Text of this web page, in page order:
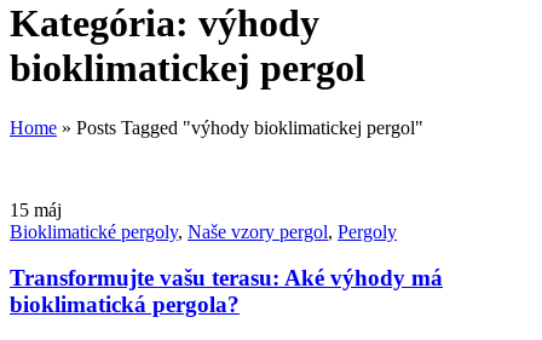
Kategória: výhody
bioklimatickej pergol
Home » Posts Tagged "výhody bioklimatickej pergol"
15 máj
Bioklimatické pergoly, Naše vzory pergol, Pergoly
Transformujte vašu terasu: Aké výhody má
bioklimatická pergola?